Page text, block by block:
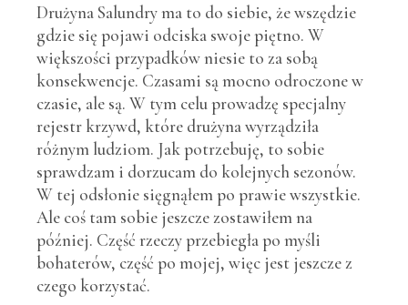
Drużyna Salundry ma to do siebie, że wszędzie
gdzie się pojawi odciska swoje piętno. W
większości przypadków niesie to za sobą
konsekwencje. Czasami są mocno odroczone w
czasie, ale są. W tym celu prowadzę specjalny
rejestr krzywd, które drużyna wyrządziła
różnym ludziom. Jak potrzebuję, to sobie
sprawdzam i dorzucam do kolejnych sezonów.
W tej odsłonie sięgnąłem po prawie wszystkie.
Ale coś tam sobie jeszcze zostawiłem na
później. Część rzeczy przebiegła po myśli
bohaterów, część po mojej, więc jest jeszcze z
czego korzystać.